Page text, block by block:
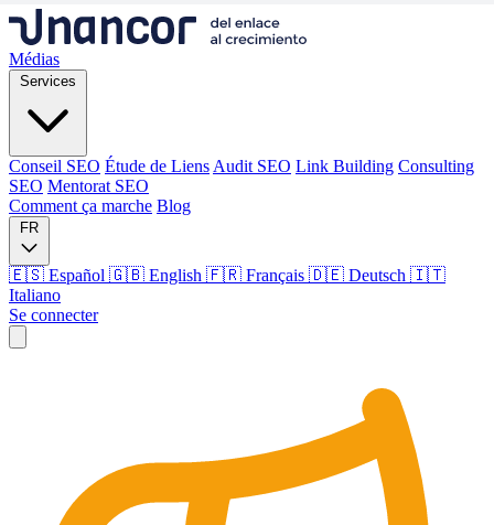
Médias
Services
Conseil SEO Étude de Liens Audit SEO Link Building Consulting
SEO Mentorat SEO
Comment ça marche Blog
FR
🇪🇸 Español 🇬🇧 English 🇫🇷 Français 🇩🇪 Deutsch 🇮🇹
Italiano
Se connecter
Étude de LiensAudit SEO Link Building
Consulting
Mentorat SEO
Comment ça marche Blog